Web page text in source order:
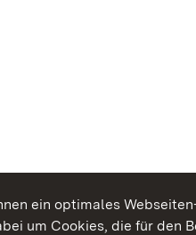
ein optimales
um Cookies, die für den